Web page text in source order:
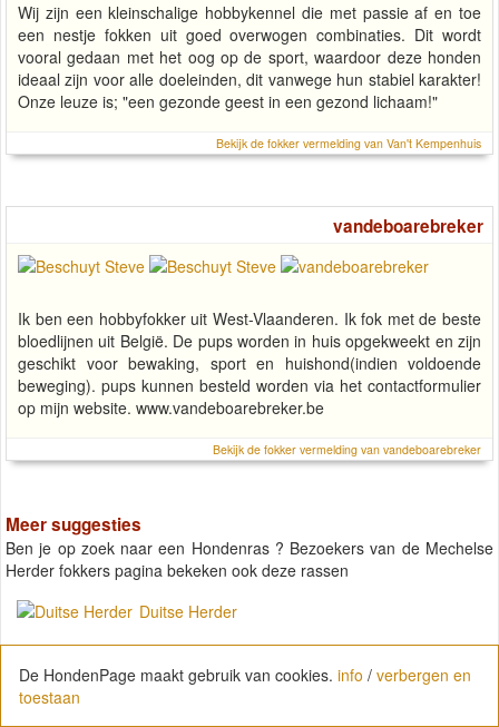
Wij zijn een kleinschalige hobbykennel die met passie af en toe
een nestje fokken uit goed overwogen combinaties. Dit wordt
vooral gedaan met het oog op de sport, waardoor deze honden
ideaal zijn voor alle doeleinden, dit vanwege hun stabiel karakter!
Onze leuze is; "een gezonde geest in een gezond lichaam!"
Bekijk de fokker vermelding van Van't Kempenhuis
vandeboarebreker
Ik ben een hobbyfokker uit West-Vlaanderen. Ik fok met de beste
bloedlijnen uit België. De pups worden in huis opgekweekt en zijn
geschikt voor bewaking, sport en huishond(indien voldoende
beweging). pups kunnen besteld worden via het contactformulier
op mijn website. www.vandeboarebreker.be
Bekijk de fokker vermelding van vandeboarebreker
Meer suggesties
Ben je op zoek naar een Hondenras ? Bezoekers van de Mechelse
Herder fokkers pagina bekeken ook deze rassen
Duitse Herder
Border Collie
De HondenPage maakt gebruik van cookies. info / verbergen en
toestaan